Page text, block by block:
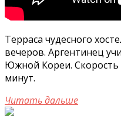
Терраса чудесного
вечеров. Аргентинец
Южной Кореи. Скорость
минут.
Читать дальше